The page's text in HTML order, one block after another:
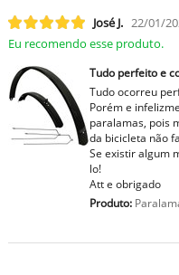
José J. 22/01/
Eu recomendo esse produto.
Tudo perfeito e
Tudo ocorreu
Porém e
paralamas, pois
da bicicleta não
Se existir algum
lo!
Att e obrigado
Produto: